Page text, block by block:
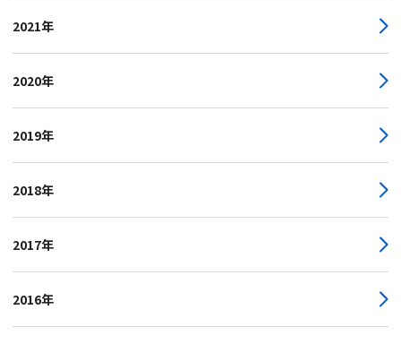
2021年
2020年
2019年
2018年
2017年
2016年